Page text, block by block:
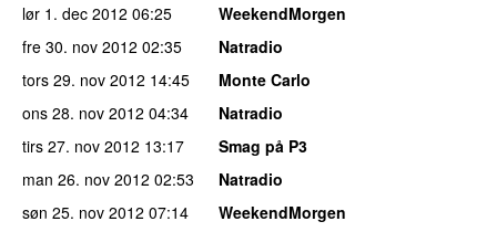
lør 1. dec 2012 06:25
WeekendMorgen
fre 30. nov 2012 02:35
Natradio
tors 29. nov 2012 14:45
Monte Carlo
ons 28. nov 2012 04:34
Natradio
tirs 27. nov 2012 13:17
Smag på P3
man 26. nov 2012 02:53
Natradio
søn 25. nov 2012 07:14
WeekendMorgen